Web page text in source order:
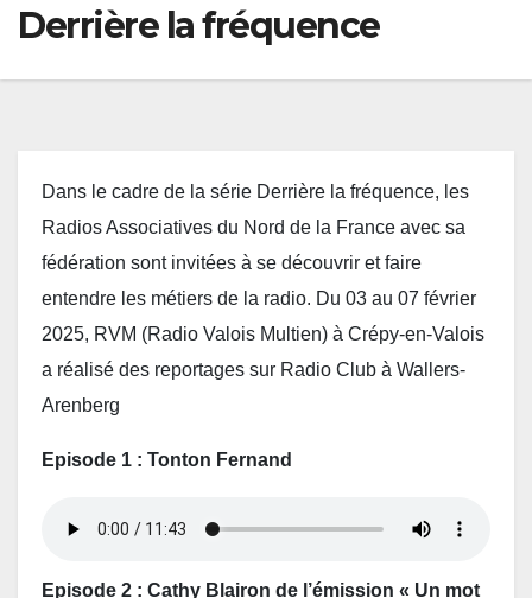
Derrière la fréquence
Dans le cadre de la série Derrière la fréquence, les
Radios Associatives du Nord de la France avec sa
fédération sont invitées à se découvrir et faire
entendre les métiers de la radio. Du 03 au 07 février
2025, RVM (Radio Valois Multien) à Crépy-en-Valois
a réalisé des reportages sur Radio Club à Wallers-
Arenberg
Episode 1 : Tonton Fernand
Episode 2 : Cathy Blairon de l’émission « Un mot